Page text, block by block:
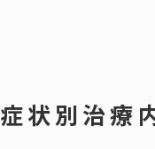
症状別治療